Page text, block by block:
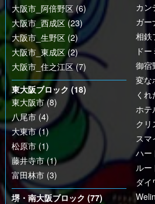
大阪市_阿倍野区 (6)
大阪市_西成区 (23)
大阪市_生野区 (2)
大阪市_東成区 (2)
大阪市_住之江区 (7)
東大阪ブロック (18)
東大阪市 (8)
八尾市 (4)
大東市 (1)
松原市 (1)
藤井寺市 (1)
富田林市 (3)
堺・南大阪ブロック (77)
カン
ガー
相鉄
ド
御宿
変な
く
ホテ
クリ
スマ
ハー
ルー
ダ